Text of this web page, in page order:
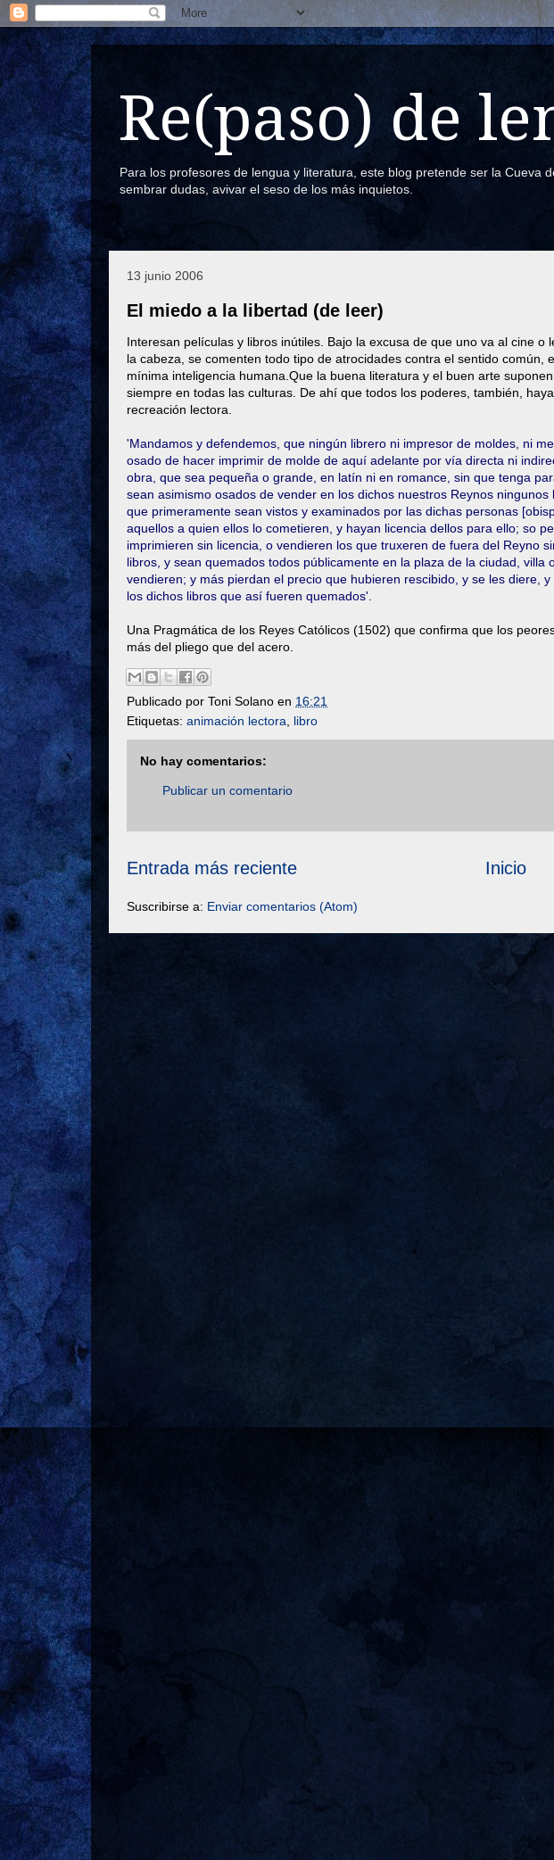
Re(paso) de
Para los profesores de lengua y literatura, este blog pretende ser la Cueva
sembrar dudas, avivar el seso de los más inquietos.
13 junio 2006
El miedo a la libertad (de leer)
Interesan películas y libros inútiles. Bajo la excusa de que uno va al cine
la cabeza, se comenten todo tipo de atrocidades contra el sentido común,
mínima inteligencia humana.Que la buena literatura y el buen arte
siempre en todas las culturas. De ahí que todos los poderes, también,
recreación lectora.
'Mandamos y defendemos, que ningún librero ni impresor de moldes, ni
osado de hacer imprimir de molde de aquí adelante por vía directa ni
obra, que sea pequeña o grande, en latín ni en romance, sin que tenga
sean asimismo osados de vender en los dichos nuestros Reynos
que primeramente sean vistos y examinados por las dichas personas
aquellos a quien ellos lo cometieren, y hayan licencia dellos para ello; so
imprimieren sin licencia, o vendieren los que truxeren de fuera del Reyno
libros, y sean quemados todos públicamente en la plaza de la ciudad,
vendieren; y más pierdan el precio que hubieren rescibido, y se les diere,
los dichos libros que así fueren quemados'.
Una Pragmática de los Reyes Católicos (1502) que confirma que los
más del pliego que del acero.
Publicado por Toni Solano en 16:21
Etiquetas: animación lectora libro
No hay comentarios:
Publicar un comentario
Entrada más reciente Inicio
Suscribirse a: Enviar comentarios (Atom)